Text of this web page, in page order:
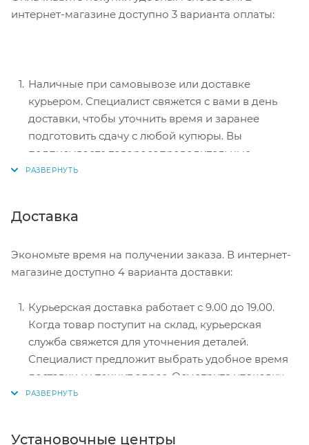
интернет-магазине доступно 3 варианта оплаты:
Наличные при самовывозе или доставке
курьером. Специалист свяжется с вами в день
доставки, чтобы уточнить время и заранее
подготовить сдачу с любой купюры. Вы
подписываете товаросопроводительные
документы, вносите денежные средства,
перенаправит вас на сервер системы ASSIST.
Здесь нужно ввести номер карты, срок действия
Электронные системы при онлайн-заказе:
PayPal, WebMoney и Яндекс.Деньги. Для
совершения покупки система перенаправит вас
на страницу платежного сервиса. Здесь
необходимо заполнить форму по инструкции.
Доставка
Экономьте время на получении заказа. В интернет-
магазине доступно 4 варианта доставки:
Курьерская доставка работает с 9.00 до 19.00.
Когда товар поступит на склад, курьерская
служба свяжется для уточнения деталей.
Специалист предложит выбрать удобное время
доставки и уточнит адрес. Осмотрите упаковку
на целостность и соответствие указанной
Установочные центры